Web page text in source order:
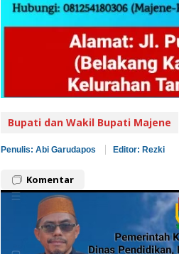
Bupati dan Wakil Bupati Majene
Penulis: Abi Garudapos Editor: Rezki
Komentar